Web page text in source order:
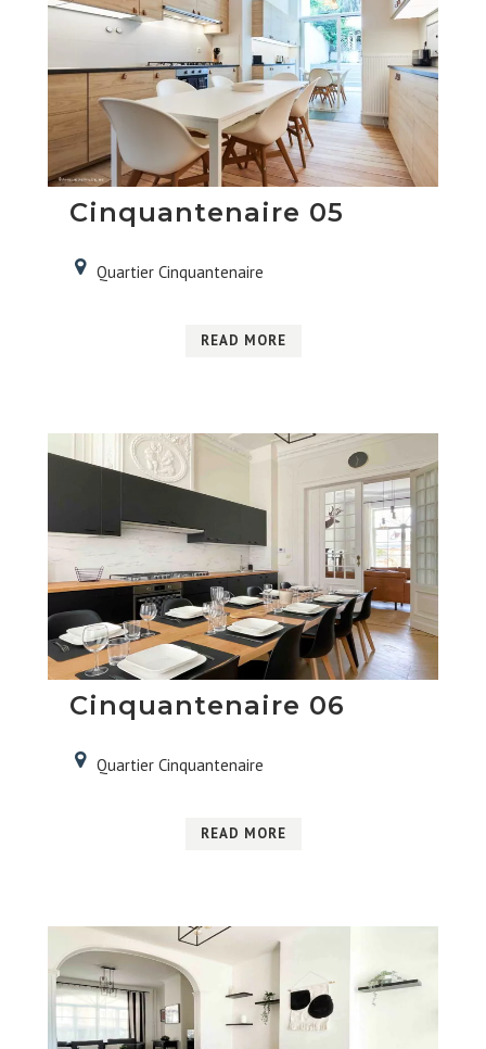
Cinquantenaire 05
Quartier Cinquantenaire
READ MORE
Cinquantenaire 06
Quartier Cinquantenaire
READ MORE